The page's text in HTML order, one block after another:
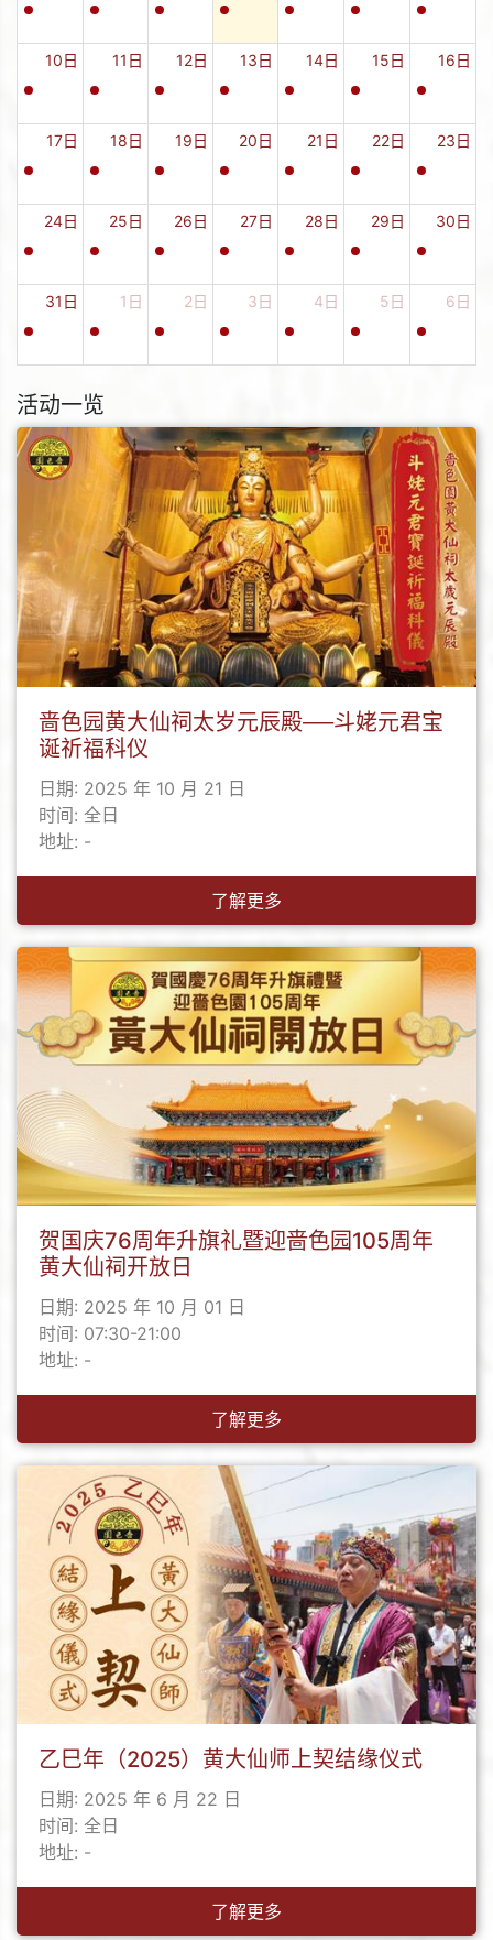
10日 11日 12日 13日 14日 15日 16日
17日 18日 19日 20日 21日 22日 23日
24日 25日 26日 27日 28日 29日 30日
31日 1日 2日 3日 4日 5日 6日
活动一览
啬色园黄大仙祠太岁元辰殿──斗姥元君宝
诞祈福科仪
日期: 2025 年 10 月 21 日
时间: 全日
地址: -
了解更多
贺国庆76周年升旗礼暨迎啬色园105周年
黄大仙祠开放日
日期: 2025 年 10 月 01 日
时间: 07:30-21:00
地址: -
了解更多
乙巳年（2025）黄大仙师上契结缘仪式
日期: 2025 年 6 月 22 日
时间: 全日
地址: -
了解更多